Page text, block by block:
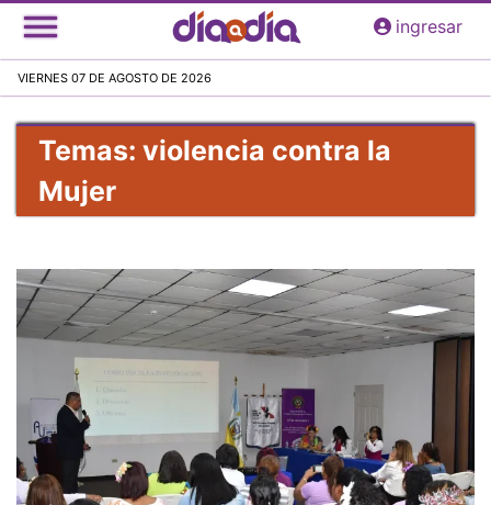
Pasar
al
principal
ingresar
VIERNES 07 DE AGOSTO DE 2026
Temas: violencia contra la
Mujer